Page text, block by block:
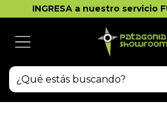
INGRESA a nuestro servicio